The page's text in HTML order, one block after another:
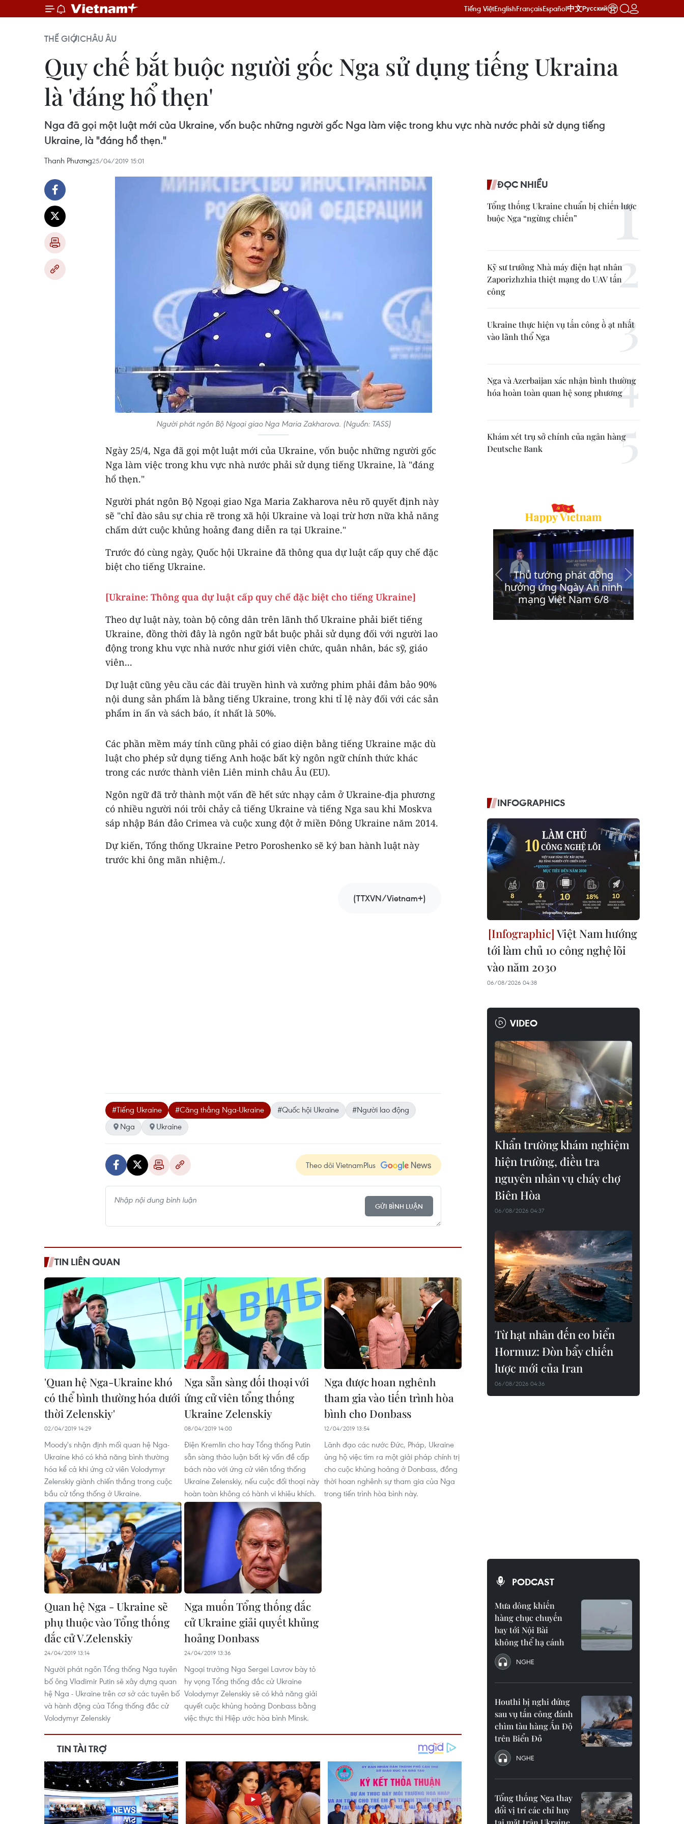
Tiếng ViệtEnglishFrançaisEspañol中文Русский
THẾ GIỚICHÂU ÂU
Quy chế bắt buộc người gốc Nga sử dụng tiếng Ukraina
là 'đáng hổ thẹn'
Nga đã gọi một luật mới của Ukraine, vốn buộc những người gốc Nga làm việc trong khu vực nhà nước phải sử dụng tiếng
Ukraine, là "đáng hổ thẹn."
Thanh Phương25/04/2019 15:01
Người phát ngôn Bộ Ngoại giao Nga Maria Zakharova. (Nguồn: TASS)
Ngày 25/4, Nga đã gọi một luật mới của Ukraine, vốn buộc những người gốc
Nga làm việc trong khu vực nhà nước phải sử dụng tiếng Ukraine, là "đáng
hổ thẹn."
Người phát ngôn Bộ Ngoại giao Nga Maria Zakharova nêu rõ quyết định này
sẽ "chỉ đào sâu sự chia rẽ trong xã hội Ukraine và loại trừ hơn nữa khả năng
chấm dứt cuộc khủng hoảng đang diễn ra tại Ukraine."
Trước đó cùng ngày, Quốc hội Ukraine đã thông qua dự luật cấp quy chế đặc
biệt cho tiếng Ukraine.
[Ukraine: Thông qua dự luật cấp quy chế đặc biệt cho tiếng Ukraine]
Theo dự luật này, toàn bộ công dân trên lãnh thổ Ukraine phải biết tiếng
Ukraine, đồng thời đây là ngôn ngữ bắt buộc phải sử dụng đối với người lao
động trong khu vực nhà nước như giới viên chức, quân nhân, bác sỹ, giáo
viên...
Dự luật cũng yêu cầu các đài truyền hình và xưởng phim phải đảm bảo 90%
nội dung sản phẩm là bằng tiếng Ukraine, trong khi tỉ lệ này đối với các sản
phẩm in ấn và sách báo, ít nhất là 50%.
Các phần mềm máy tính cũng phải có giao diện bằng tiếng Ukraine mặc dù
luật cho phép sử dụng tiếng Anh hoặc bất kỳ ngôn ngữ chính thức khác
trong các nước thành viên Liên minh châu Âu (EU).
Ngôn ngữ đã trở thành một vấn đề hết sức nhạy cảm ở Ukraine-địa phương
có nhiều người nói trôi chảy cả tiếng Ukraine và tiếng Nga sau khi Moskva
sáp nhập Bán đảo Crimea và cuộc xung đột ở miền Đông Ukraine năm 2014.
Dự kiến, Tổng thống Ukraine Petro Poroshenko sẽ ký ban hành luật này
trước khi ông mãn nhiệm./.
(TTXVN/Vietnam+)
#Tiếng Ukraine #Căng thẳng Nga-Ukraine #Quốc hội Ukraine
#Người lao động
Nga
Ukraine
Theo dõi VietnamPlus
GỬI BÌNH LUẬN
TIN LIÊN QUAN
'Quan hệ Nga-Ukraine khó
có thể bình thường hóa dưới
thời Zelenskiy'
02/04/2019 14:29
Moody's nhận định mối quan hệ Nga-
Ukraine khó có khả năng bình thường
hóa kể cả khi ứng cử viên Volodymyr
Zelenskiy giành chiến thắng trong cuộc
bầu cử tổng thống ở Ukraine.
Nga sẵn sàng đối thoại với
ứng cử viên tổng thống
Ukraine Zelenskiy
08/04/2019 14:00
Điện Kremlin cho hay Tổng thống Putin
sẵn sàng thảo luận bất kỳ vấn đề cấp
bách nào với ứng cử viên tổng thống
Ukraine Zelenskiy, nếu cuộc đối thoại này
hoàn toàn không có hành vi khiêu khích.
Nga được hoan nghênh
tham gia vào tiến trình hòa
bình cho Donbass
12/04/2019 13:54
Lãnh đạo các nước Đức, Pháp, Ukraine
ủng hộ việc tìm ra một giải pháp chính trị
cho cuộc khủng hoảng ở Donbass, đồng
thời hoan nghênh sự tham gia của Nga
trong tiến trình hòa bình này.
Quan hệ Nga - Ukraine sẽ
phụ thuộc vào Tổng thống
đắc cử V.Zelenskiy
24/04/2019 13:14
Người phát ngôn Tổng thống Nga tuyên
bố ông Vladimir Putin sẽ xây dựng quan
hệ Nga - Ukraine trên cơ sở các tuyên bố
và hành động của Tổng thống đắc cử
Volodymyr Zelenskiy
Nga muốn Tổng thống đắc
cử Ukraine giải quyết khủng
hoảng Donbass
24/04/2019 13:36
Ngoại trưởng Nga Sergei Lavrov bày tỏ
hy vọng Tổng thống đắc cử Ukraine
Volodymyr Zelenskiy sẽ có khả năng giải
quyết cuộc khủng hoảng Donbass bằng
việc thực thi Hiệp ước hòa bình Minsk.
ĐỌC NHIỀU
Tổng thống Ukraine chuẩn bị chiến lược
buộc Nga “ngừng chiến”
Kỹ sư trưởng Nhà máy điện hạt nhân
Zaporizhzhia thiệt mạng do UAV tấn
công
Ukraine thực hiện vụ tấn công ồ ạt nhất
vào lãnh thổ Nga
Nga và Azerbaijan xác nhận bình thường
hóa hoàn toàn quan hệ song phương
Khám xét trụ sở chính của ngân hàng
Deutsche Bank
INFOGRAPHICS
Việt Nam hướng
tới làm chủ 10 công nghệ lõi
vào năm 2030
06/08/2026 04:38
VIDEO
Khẩn trường khám nghiệm
hiện trường, điều tra
nguyên nhân vụ cháy chợ
Biên Hòa
06/08/2026 04:37
Từ hạt nhân đến eo biển
Hormuz: Đòn bẩy chiến
lược mới của Iran
06/08/2026 04:36
PODCAST
Mưa dông khiến
hàng chục chuyến
bay tới Nội Bài
không thể hạ cánh
NGHE
Houthi bị nghi đứng
sau vụ tấn công đánh
chìm tàu hàng Ấn Độ
trên Biển Đỏ
NGHE
Tổng thống Nga thay
đổi vị trí các chỉ huy